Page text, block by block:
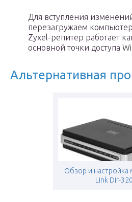
Для вступления
перезагружаем
Zyxel-репитер работает
основной точки доступа
Альтернативная
Обзор и настройка
Link Dir-320